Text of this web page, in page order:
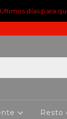
Últimos días para
Resto